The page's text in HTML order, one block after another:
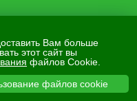
права защищены.
информация носит
публичной офертой.
Вам больше
этот сайт вы
файлов Cookie.
файлов cookie